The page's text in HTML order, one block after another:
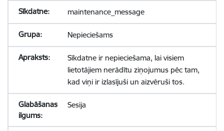
maintenance_message
Nepieciešams
Sīkdatne ir nepieciešama, lai visiem
lietotājiem nerādītu ziņojumus pēc tam,
kad viņi ir izlasījuši un aizvēruši tos.
Sesija